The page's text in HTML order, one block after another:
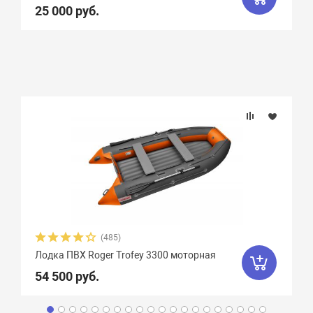
25 000 руб.
(485)
Лодка ПВХ Roger Trofey 3300 моторная
54 500 руб.